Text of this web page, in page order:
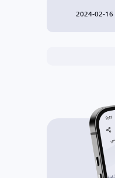
2024-02-16